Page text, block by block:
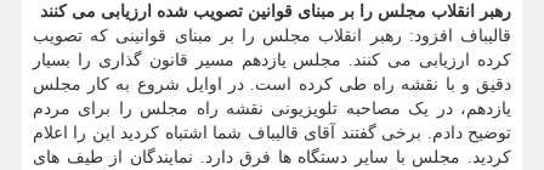
رهبر انقلاب مجلس را بر مبنای قوانین تصویب شده ارزیابی می کنند
قالیباف افزود: رهبر انقلاب مجلس را بر مبنای قوانینی که تصویب
کرده ارزیابی می کنند. مجلس یازدهم مسیر قانون گذاری را بسیار
دقیق و با نقشه راه طی کرده است. در اوایل شروع به کار مجلس
یازدهم، در یک مصاحبه تلویزیونی نقشه راه مجلس را برای مردم
توضیح دادم. برخی گفتند آقای قالیباف شما اشتباه کردید این را اعلام
کردید. مجلس با سایر دستگاه ها فرق دارد. نمایندگان از طیف های